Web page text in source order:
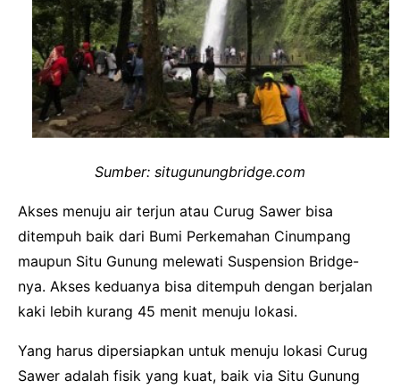
Sumber: situgunungbridge.com
Akses menuju air terjun atau Curug Sawer bisa
ditempuh baik dari Bumi Perkemahan Cinumpang
maupun Situ Gunung melewati Suspension Bridge-
nya. Akses keduanya bisa ditempuh dengan berjalan
kaki lebih kurang 45 menit menuju lokasi.
Yang harus dipersiapkan untuk menuju lokasi Curug
Sawer adalah fisik yang kuat, baik via Situ Gunung